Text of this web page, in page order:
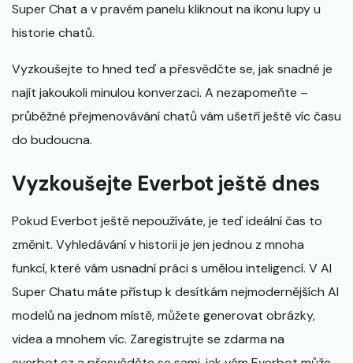
Super Chat a v pravém panelu kliknout na ikonu lupy u
historie chatů.
Vyzkoušejte to hned teď a přesvědčte se, jak snadné je
najít jakoukoli minulou konverzaci. A nezapomeňte –
průběžné přejmenovávání chatů vám ušetří ještě víc času
do budoucna.
Vyzkoušejte Everbot ještě dnes
Pokud Everbot ještě nepoužíváte, je teď ideální čas to
změnit. Vyhledávání v historii je jen jednou z mnoha
funkcí, které vám usnadní práci s umělou inteligencí. V AI
Super Chatu máte přístup k desítkám nejmodernějších AI
modelů na jednom místě, můžete generovat obrázky,
videa a mnohem víc. Zaregistrujte se zdarma na